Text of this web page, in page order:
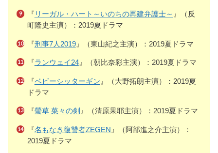
『 リーガル・ハート～いのちの再建弁護士～ 』（反
町隆史主演）：2019夏ドラマ
『刑事7人2019』（東山紀之主演）：2019夏ドラマ
『ランウェイ24』（朝比奈彩主演）：2019夏ドラマ
『ベビーシッターギン 』（大野拓朗主演）：2019夏
ドラマ
『螢草 菜々の剣 』（清原果耶主演）：2019夏ドラマ
『名もなき復讐者ZEGEN 』（阿部進之介主演）：
2019夏ドラマ